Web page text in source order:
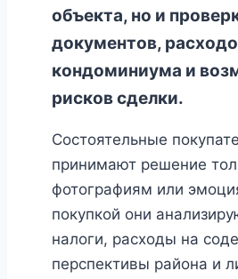
объекта, но и
документов,
кондоминиума и
рисков сделки.
Состоятельные
принимают решение
фотографиям или
покупкой они
налоги, расходы на
перспективы района и